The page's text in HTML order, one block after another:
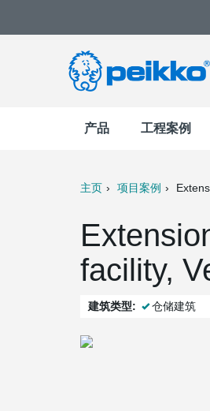
产品 工程案例
主页 项目案例
facility,
建筑类型: 仓储建筑